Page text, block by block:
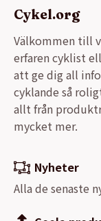
Cykel.org
Välkommen till
erfaren cyklist
att ge dig all
cyklande så
allt från
mycket mer.
Nyheter
Alla de senaste